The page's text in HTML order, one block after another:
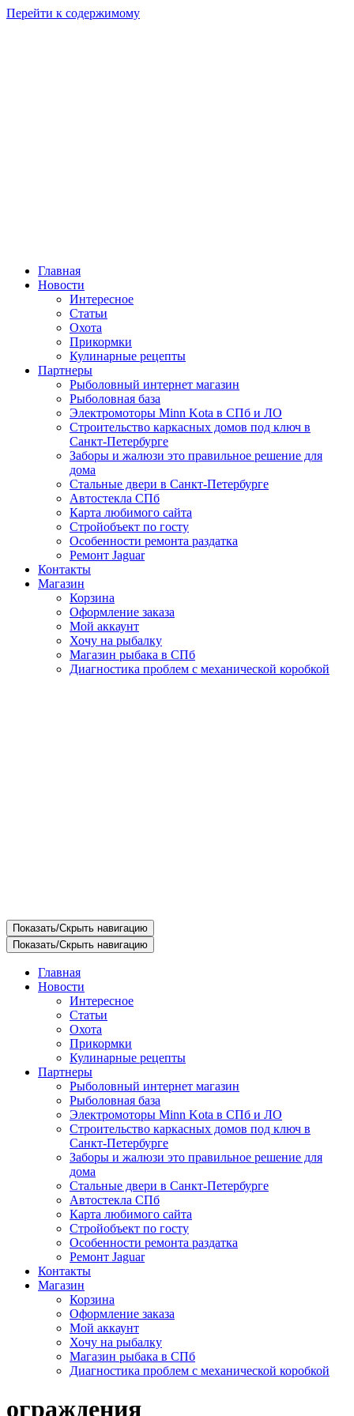
Перейти к содержимому
Главная
Новости
Интересное
Статьи
Охота
Прикормки
Кулинарные рецепты
Партнеры
Рыболовный интернет магазин
Рыболовная база
Электромоторы Minn Kota в СПб и ЛО
Строительство каркасных домов под ключ в
Санкт-Петербурге
Заборы и жалюзи это правильное решение для
дома
Стальные двери в Санкт-Петербурге
Автостекла СПб
Карта любимого сайта
Стройобъект по госту
Особенности ремонта раздатка
Ремонт Jaguar
Контакты
Магазин
Корзина
Оформление заказа
Мой аккаунт
Хочу на рыбалку
Магазин рыбака в СПб
Диагностика проблем с механической коробкой
Показать/Скрыть навигацию
Показать/Скрыть навигацию
Главная
Новости
Интересное
Статьи
Охота
Прикормки
Кулинарные рецепты
Партнеры
Рыболовный интернет магазин
Рыболовная база
Электромоторы Minn Kota в СПб и ЛО
Строительство каркасных домов под ключ в
Санкт-Петербурге
Заборы и жалюзи это правильное решение для
дома
Стальные двери в Санкт-Петербурге
Автостекла СПб
Карта любимого сайта
Стройобъект по госту
Особенности ремонта раздатка
Ремонт Jaguar
Контакты
Магазин
Корзина
Оформление заказа
Мой аккаунт
Хочу на рыбалку
Магазин рыбака в СПб
Диагностика проблем с механической коробкой
ограждения